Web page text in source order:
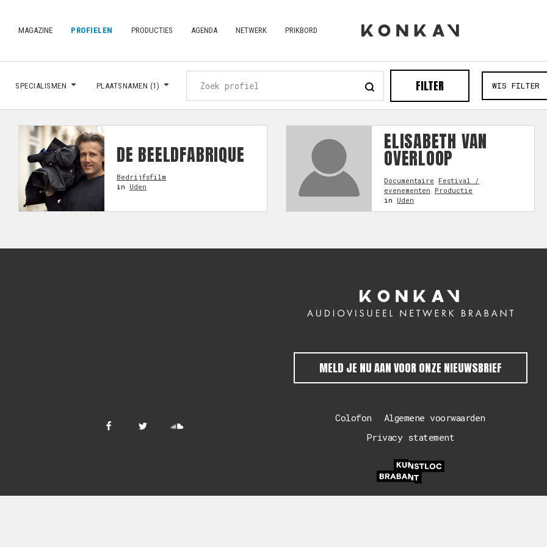
MAGAZINE PROFIELEN PRODUCTIES AGENDA NETWERK PRIKBORD
SPECIALISMEN PLAATSNAMEN (1) FILTER WIS FILTER
DE BEELDFABRIQUE
Bedrijfsfilm
in Uden
ELISABETH VAN
OVERLOOP
Documentaire Festival /
evenementen Productie
in Uden
MELD JE NU AAN VOOR ONZE NIEUWSBRIEF
Colofon
Algemene voorwaarden
Privacy statement